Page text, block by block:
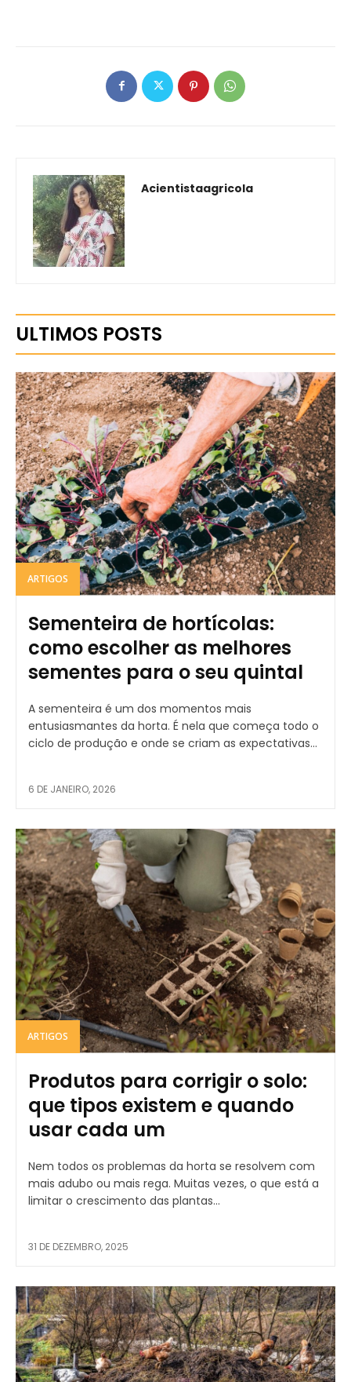
Acientistaagricola
ULTIMOS POSTS
ARTIGOS
Sementeira de hortícolas:
como escolher as melhores
sementes para o seu quintal
A sementeira é um dos momentos mais
entusiasmantes da horta. É nela que começa todo o
ciclo de produção e onde se criam as expectativas...
6 DE JANEIRO, 2026
ARTIGOS
Produtos para corrigir o solo:
que tipos existem e quando
usar cada um
Nem todos os problemas da horta se resolvem com
mais adubo ou mais rega. Muitas vezes, o que está a
limitar o crescimento das plantas...
31 DE DEZEMBRO, 2025